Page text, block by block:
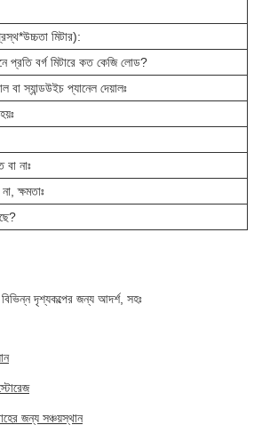
মিটার):
প্রতি বর্গ মিটারে কত কেজি লোড?
স্যান্ডউইচ প্যানেল দেয়ালঃ
নাঃ
ক্ষমতাঃ
দৃশ্যকল্পের জন্য আদর্শ, সহঃ
জন্য সঞ্চয়স্থান